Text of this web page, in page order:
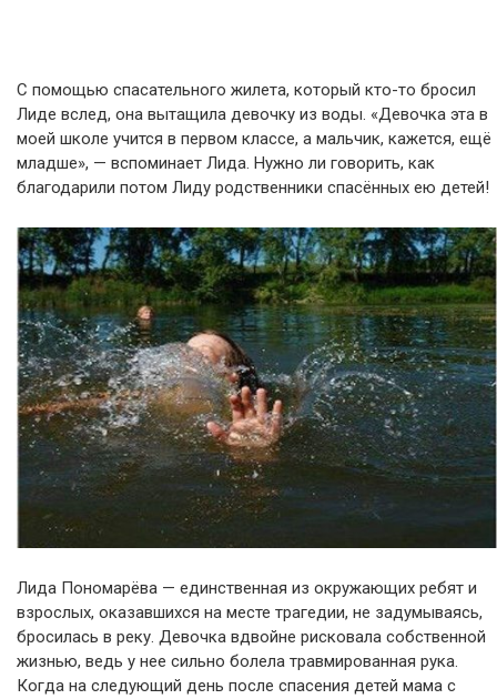
С помощью спасательного жилета, который кто-то бросил
Лиде вслед, она вытащила девочку из воды. «Девочка эта в
моей школе учится в первом классе, а мальчик, кажется, ещё
младше», — вспоминает Лида. Нужно ли говорить, как
благодарили потом Лиду родственники спасённых ею детей!
Лида Пономарёва — единственная из окружающих ребят и
взрослых, оказавшихся на месте трагедии, не задумываясь,
бросилась в реку. Девочка вдвойне рисковала собственной
жизнью, ведь у нее сильно болела травмированная рука.
Когда на следующий день после спасения детей мама с